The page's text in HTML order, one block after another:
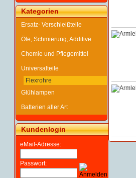
Kategorien
Ersatz- Verschleißteile
Öle, Schmierung, Additive
Chemie und Pflegemittel
Universalteile
Flexrohre
Glühlampen
Batterien aller Art
Kundenlogin
eMail-Adresse:
Passwort: